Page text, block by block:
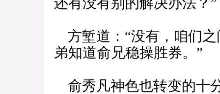
方堑道：“没有，咱们
弟知道俞兄稳操胜券。”
俞秀凡神色也转变的十